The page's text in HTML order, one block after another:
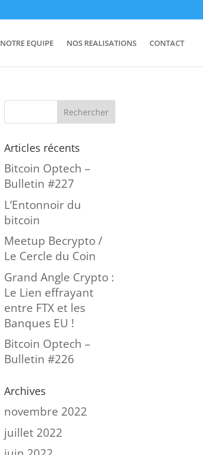
NOTRE EQUIPE NOS REALISATIONS CONTACT
Articles récents
Bitcoin Optech –
Bulletin #227
L’Entonnoir du
bitcoin
Meetup Becrypto /
Le Cercle du Coin
Grand Angle Crypto :
Le Lien effrayant
entre FTX et les
Banques EU !
Bitcoin Optech –
Bulletin #226
Archives
novembre 2022
juillet 2022